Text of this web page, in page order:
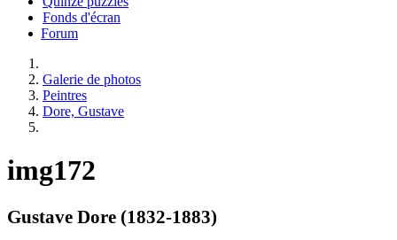
Fonds d'écran
Forum
Galerie de photos
Peintres
Dore, Gustave
img172
Gustave Dore (1832-1883)